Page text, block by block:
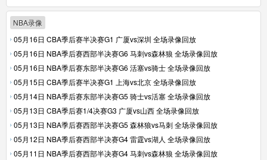
NBA录像
05月16日 CBA季后赛半决赛G1 广厦vs深圳 全场录像回放
05月16日 NBA季后赛西部半决赛G6 马刺vs森林狼 全场录像回放
05月16日 NBA季后赛东部半决赛G6 活塞vs骑士 全场录像回放
05月15日 CBA季后赛半决赛G1 上海vs北京 全场录像回放
05月14日 NBA季后赛东部半决赛G5 骑士vs活塞 全场录像回放
05月13日 CBA季后赛1/4决赛G3 广厦vs山西 全场录像回放
05月13日 NBA季后赛西部半决赛G5 森林狼vs马刺 全场录像回放
05月12日 NBA季后赛西部半决赛G4 雷霆vs湖人 全场录像回放
05月11日 NBA季后赛西部半决赛G4 马刺vs森林狼 全场录像回放